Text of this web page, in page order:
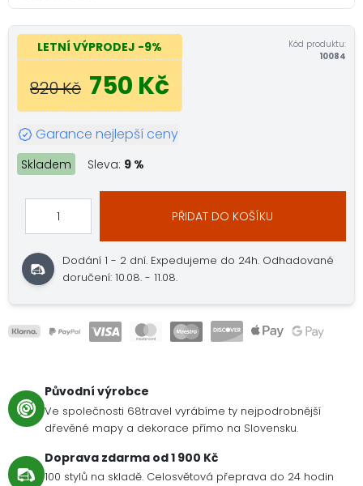
LETNÍ VÝPRODEJ -9%
820 Kč 750 Kč
Kód produktu:
10084
Garance nejlepší ceny
Skladem Sleva: 9 %
PŘIDAT DO KOŠÍKU
Dodání 1 - 2 dní. Expedujeme do 24h. Odhadované
doručení: 10.08. - 11.08.
Původní výrobce
Ve společnosti 68travel vyrábíme ty nejpodrobnější
dřevěné mapy a dekorace přímo na Slovensku.
Doprava zdarma od 1 900 Kč
100 stylů na skladě. Celosvětová přeprava do 24 hodin